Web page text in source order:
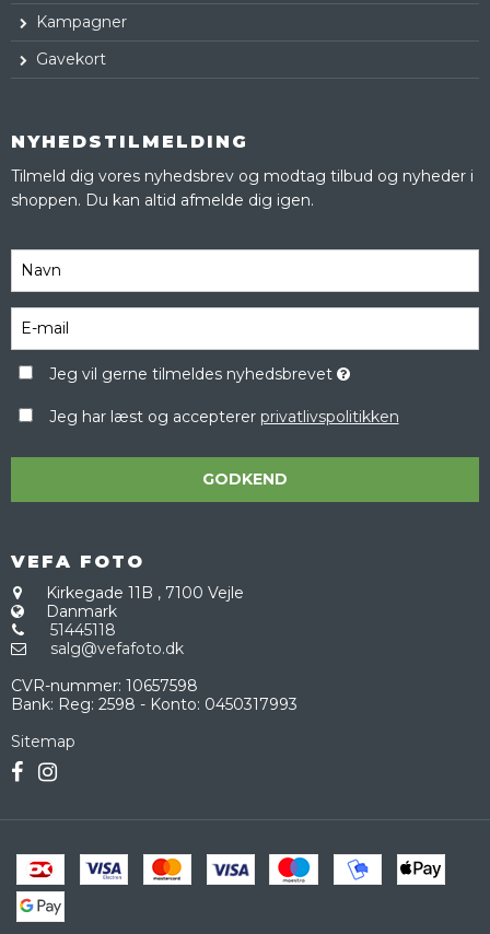
Kampagner
Gavekort
NYHEDSTILMELDING
Tilmeld dig vores nyhedsbrev og modtag tilbud og nyheder i
shoppen. Du kan altid afmelde dig igen.
Jeg vil gerne tilmeldes nyhedsbrevet
Jeg har læst og accepterer privatlivspolitikken
GODKEND
VEFA FOTO
Kirkegade 11B , 7100 Vejle
Danmark
51445118
salg@vefafoto.dk
CVR-nummer: 10657598
Bank: Reg: 2598 - Konto: 0450317993
Sitemap